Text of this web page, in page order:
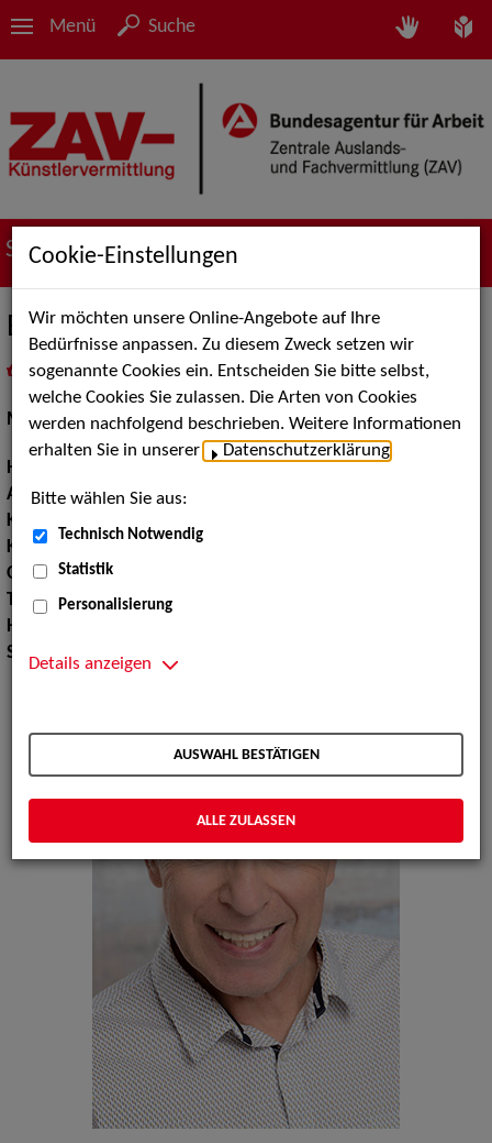
Menü Suche
Suche nach Künstler*innen
Eduard A.
als PDF speichern
inMeine Merklistelegen
Models / Werbung:Fotomodell
Haarfarbe:
Augenfarbe:blau
Körpergröße:
Konfektionsgröße:
Oberweite:99
Taille:
98
Hüfte:
Schuhgröße:
41
Cookie-Einstellungen
Wir möchten unsere Online-Angebote auf Ihre
Bedürfnisse anpassen. Zu diesem Zweck setzen wir
sogenannte Cookies ein. Entscheiden Sie bitte selbst,
welche Cookies Sie zulassen. Die Arten von Cookies
werden nachfolgend beschrieben. Weitere Informationen
erhalten Sie in unserer
Datenschutzerklärung
Bitte wählen Sie aus:
Technisch Notwendig
Statistik
Personalisierung
Details anzeigen
AUSWAHL BESTÄTIGEN
ALLE ZULASSEN